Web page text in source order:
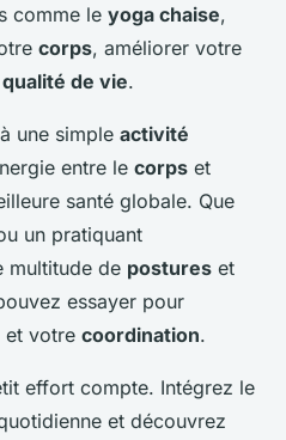
comme le yoga chaise,
corps, améliorer votre
qualité de vie.
une simple activité
entre le corps et
santé globale. Que
un pratiquant
multitude de postures et
essayer pour
et votre coordination.
effort compte. Intégrez le
et découvrez